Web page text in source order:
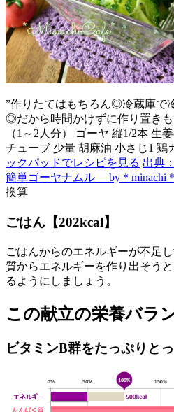
”作りたてはもちろん◎冷蔵庫で
◎だから時間かけずに作り置き
（1～2人分） ゴーヤ 縦1/2本 生
チューブ 少量 胡麻油 小さじ1 鶏
ックパッドでレシピを見る 出典
簡単ゴーヤナムル by＊minachi＊
換算
ごはん【202kcal】
ごはんからのエネルギーが不足
質からエネルギーを作り出そう
るようにしましょう。
この献立の栄養バラ
ビタミンB群をたっぷりと